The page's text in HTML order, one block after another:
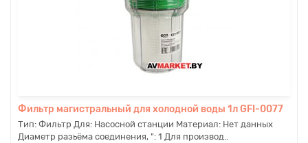
Фильтр магистральный для холодной воды 1л GFI-0077
Тип: Фильтр Для: Насосной станции Материал: Нет данных
Диаметр разьёма соединения, ": 1 Для производ..